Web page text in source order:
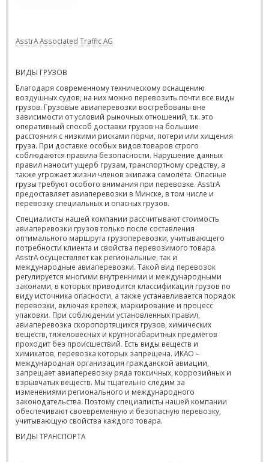
AsstrA Associated Traffic AG
ВИДЫ ГРУЗОВ
Благодаря современному техническому оснащению
воздушных судов, на них можно перевозить почти все виды
грузов. Грузовые авиаперевозки востребованы вне
зависимости от условий рыночных отношений, т.к. это
оперативный способ доставки грузов на большие
расстояния с низкими рисками порчи, потери или хищения
груза. При доставке особых видов товаров строго
соблюдаются правила безопасности. Нарушение данных
правил наносит ущерб грузам, транспортному средству, а
также угрожает жизни членов экипажа самолёта. Опасные
грузы требуют особого внимания при перевозке. AsstrA
предоставляет авиаперевозки в Минске, в том числе и
перевозку специальных и опасных грузов.
Специалисты нашей компании рассчитывают стоимость
авиаперевозки грузов только после составления
оптимального маршрута грузоперевозки, учитывающего
потребности клиента и свойства перевозимого товара.
AsstrA осуществляет как региональные, так и
международные авиаперевозки. Такой вид перевозок
регулируется многими внутренними и международными
законами, в которых приводится классификация грузов по
виду источника опасности, а также устанавливается порядок
перевозки, включая крепёж, маркирование и процесс
упаковки. При соблюдении установленных правил,
авиаперевозка скоропортящихся грузов, химических
веществ, тяжеловесных и крупногабаритных предметов
проходит без происшествий. Есть виды веществ и
химикатов, перевозка которых запрещена. ИКАО –
международная организация гражданской авиации,
запрещает авиаперевозку ряда токсичных, коррозийных и
взрывчатых веществ. Мы тщательно следим за
изменениями регионального и международного
законодательства. Поэтому специалисты нашей компании
обеспечивают своевременную и безопасную перевозку,
учитывающую свойства каждого товара.
ВИДЫ ТРАНСПОРТА